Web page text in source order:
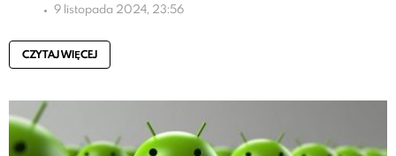
9 listopada 2024, 23:56
CZYTAJ WIĘCEJ